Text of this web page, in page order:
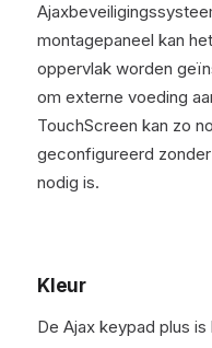
montagepaneel kan
oppervlak worden
om externe voeding
TouchScreen kan zo
geconfigureerd
nodig is.
Kleur
De Ajax keypad plus